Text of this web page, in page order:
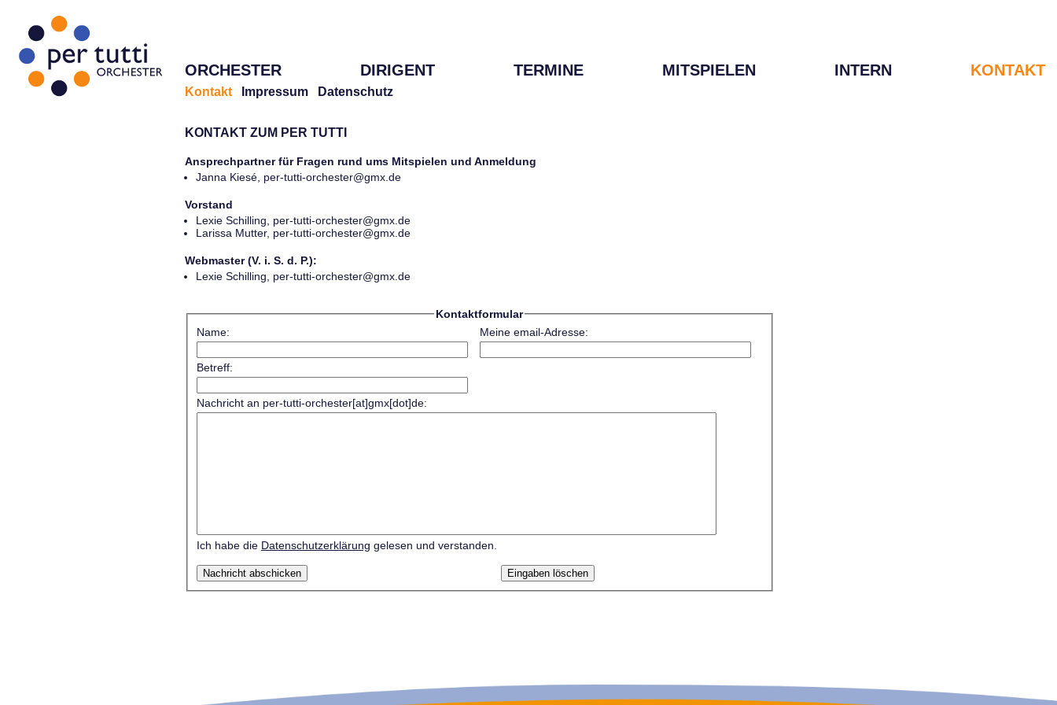
ORCHESTER DIRIGENT TERMINE MITSPIELEN INTERN KONTAKT
Kontakt Impressum Datenschutz
KONTAKT ZUM PER TUTTI
Ansprechpartner für Fragen rund ums Mitspielen und Anmeldung
Janna Kiesé, per-tutti-orchester@gmx.de
Vorstand
Lexie Schilling, per-tutti-orchester@gmx.de
Larissa Mutter, per-tutti-orchester@gmx.de
Webmaster (V. i. S. d. P.):
Lexie Schilling, per-tutti-orchester@gmx.de
Kontaktformular
Name:
Meine email-Adresse:
Betreff:
Nachricht an per-tutti-orchester[at]gmx[dot]de:
Ich habe die Datenschutzerklärung gelesen und verstanden.